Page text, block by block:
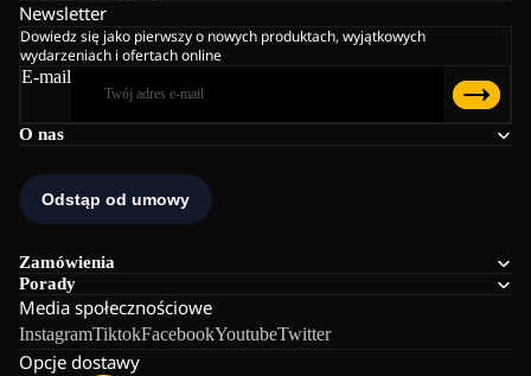
O nas
Zamówienia
Porady
Media społecznościowe
InstagramTiktokFacebookYoutubeTwitter
Opcje dostawy
Newsletter
Dowiedz się jako pierwszy o nowych produktach, wyjątkowych
wydarzeniach i ofertach online
E-mail